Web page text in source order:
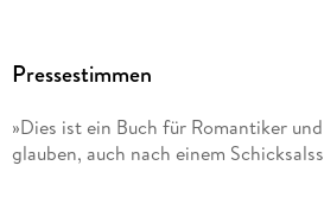
lebt und übersetzt in Bonn aus dem
Französischen, u. a. Neal
Pressestimmen
»Dies ist ein Buch für Romantiker
glauben, auch nach einem